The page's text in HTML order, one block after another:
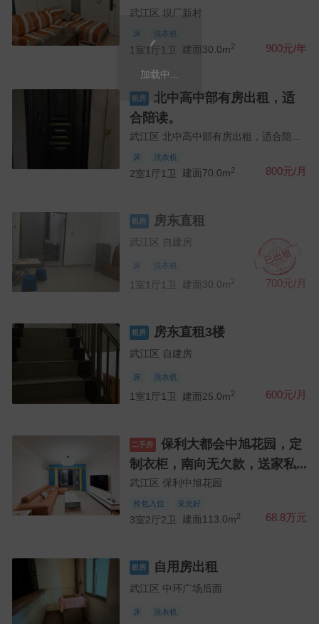
武江区 坝厂新村
床 洗衣机
1室1厅1卫 建面30.0m2 900元/年
租房
合陪读。
武江区 北中高中部有房出租，适合陪...
床 洗衣机
2室1厅1卫 建面70.0m2 800元/月
租房 房东直租
武江区 自建房
床 洗衣机
1室1厅1卫 建面30.0m2 700元/月
租房 房东直租3楼
武江区 自建房
床 洗衣机
1室1厅1卫 建面25.0m2 600元/月
二手房
制衣柜，南向无欠款，送家私...
武江区 保利中旭花园
拎包入住 采光好
3室2厅2卫 建面113.0m2 68.8万元
租房 自用房出租
武江区 中环广场后面
床 洗衣机